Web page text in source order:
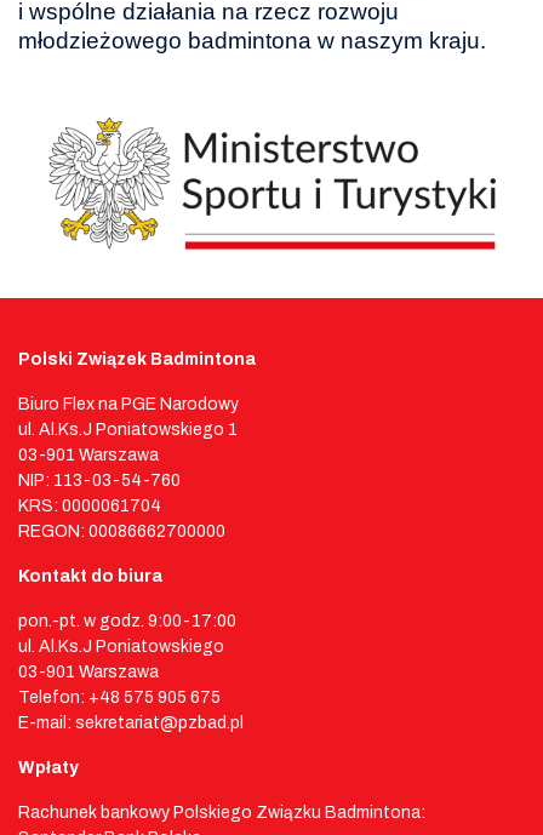
i wspólne działania na rzecz rozwoju
młodzieżowego badmintona w naszym kraju.
Polski Związek Badmintona
Biuro Flex na PGE Narodowy
ul. Al.Ks.J Poniatowskiego 1
03-901 Warszawa
NIP: 113-03-54-760
KRS: 0000061704
REGON: 00086662700000
Kontakt do biura
pon.-pt. w godz. 9:00-17:00
ul. Al.Ks.J Poniatowskiego
03-901 Warszawa
Telefon: +48 575 905 675
E-mail: sekretariat@pzbad.pl
Wpłaty
Rachunek bankowy Polskiego Związku Badmintona: